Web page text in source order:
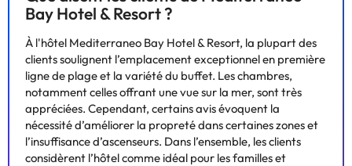
Bay Hotel & Resort ?
À l'hôtel Mediterraneo Bay Hotel & Resort, la plupart des
clients soulignent l’emplacement exceptionnel en première
ligne de plage et la variété du buffet. Les chambres,
notamment celles offrant une vue sur la mer, sont très
appréciées. Cependant, certains avis évoquent la
nécessité d’améliorer la propreté dans certaines zones et
l’insuffisance d’ascenseurs. Dans l’ensemble, les clients
considèrent l’hôtel comme idéal pour les familles et